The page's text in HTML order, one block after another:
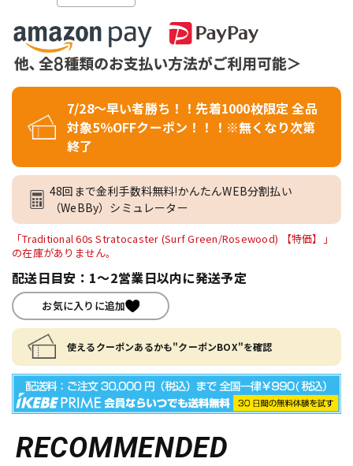
7/28～早い者勝ち！！先着1000枚限定 全品
対象5％OFFクーポン！！！※無くなり次第
終了
48回まで金利手数料無料!かんたんWEB分割払い
（WeBBy）シミュレーター
「Traditional 60s Stratocaster (Surf Green/Rosewood) 【特価】」
の在庫がありません。
配送日目安：1～2営業日以内に発送予定
お気に入りに追加
使えるクーポンあるかも"クーポンBOX"を確認
RECOMMENDED